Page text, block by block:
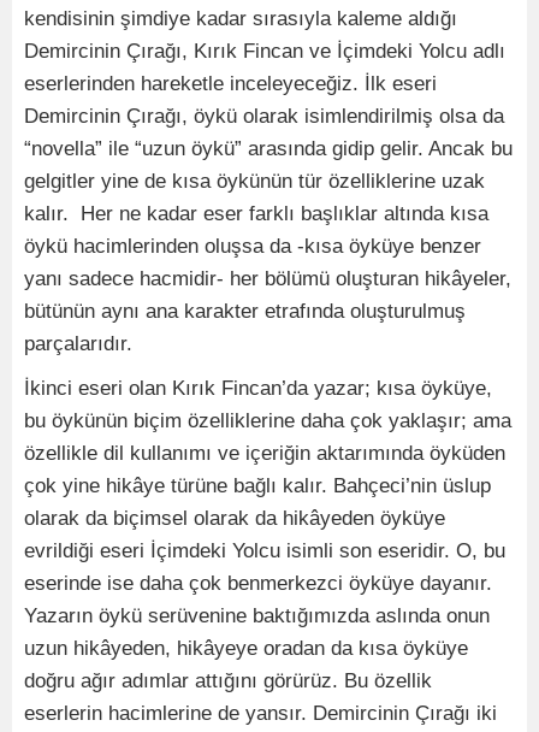
kendisinin şimdiye kadar sırasıyla kaleme aldığı
Demircinin Çırağı, Kırık Fincan ve İçimdeki Yolcu adlı
eserlerinden hareketle inceleyeceğiz. İlk eseri
Demircinin Çırağı, öykü olarak isimlendirilmiş olsa da
“novella” ile “uzun öykü” arasında gidip gelir. Ancak bu
gelgitler yine de kısa öykünün tür özelliklerine uzak
kalır. Her ne kadar eser farklı başlıklar altında kısa
öykü hacimlerinden oluşsa da -kısa öyküye benzer
yanı sadece hacmidir- her bölümü oluşturan hikâyeler,
bütünün aynı ana karakter etrafında oluşturulmuş
parçalarıdır.
İkinci eseri olan Kırık Fincan’da yazar; kısa öyküye,
bu öykünün biçim özelliklerine daha çok yaklaşır; ama
özellikle dil kullanımı ve içeriğin aktarımında öyküden
çok yine hikâye türüne bağlı kalır. Bahçeci’nin üslup
olarak da biçimsel olarak da hikâyeden öyküye
evrildiği eseri İçimdeki Yolcu isimli son eseridir. O, bu
eserinde ise daha çok benmerkezci öyküye dayanır.
Yazarın öykü serüvenine baktığımızda aslında onun
uzun hikâyeden, hikâyeye oradan da kısa öyküye
doğru ağır adımlar attığını görürüz. Bu özellik
eserlerin hacimlerine de yansır. Demircinin Çırağı iki